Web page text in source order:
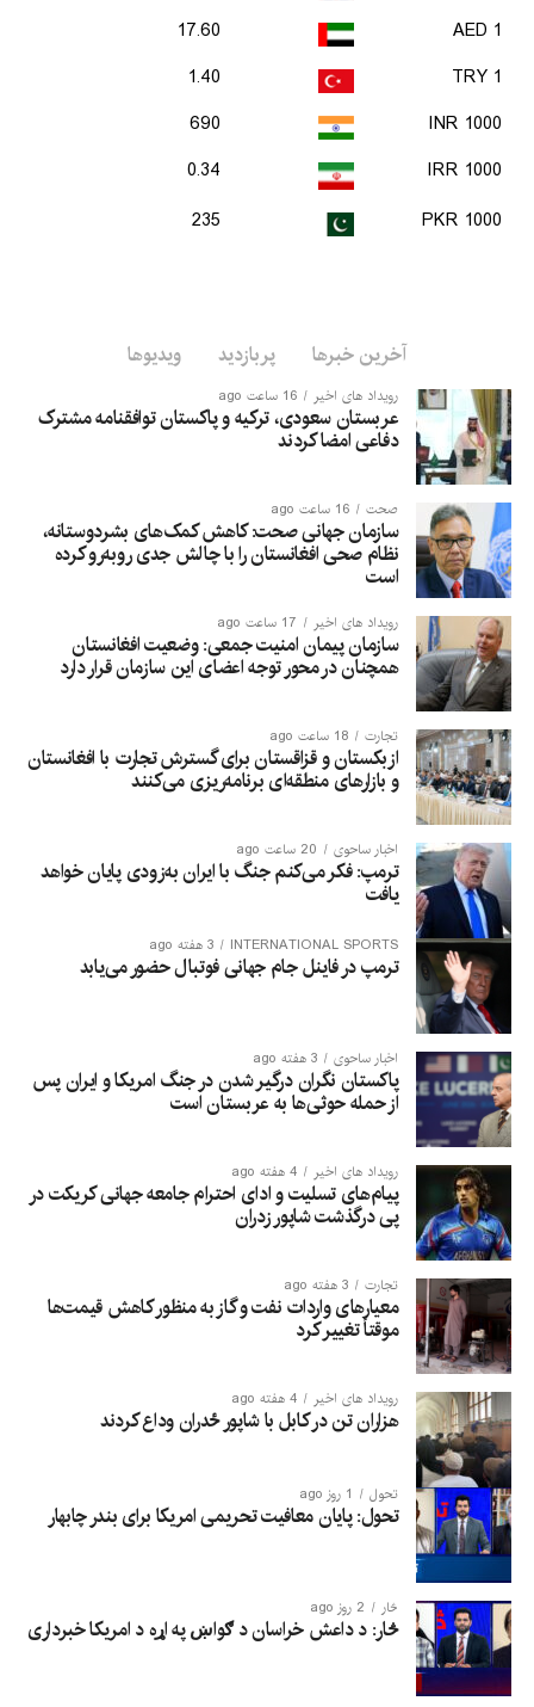
1 AED
17.60
1 TRY
1.40
1000 INR
690
1000 IRR
0.34
1000 PKR
235
آخرین خبرها پربازدید ویدیوها
رویداد های اخیر 16 ساعت ago
عربستان سعودی، ترکیه و پاکستان توافقنامه مشترک
دفاعی امضا کردند
صحت 16 ساعت ago
سازمان جهانی صحت: کاهش کمک‌های بشردوستانه،
نظام صحی افغانستان را با چالش جدی روبه‌رو کرده
است
رویداد های اخیر 17 ساعت ago
سازمان پیمان امنیت جمعی: وضعیت افغانستان
همچنان در محور توجه اعضای این سازمان قرار دارد
تجارت 18 ساعت ago
ازبکستان و قزاقستان برای گسترش تجارت با افغانستان
و بازارهای منطقه‌ای برنامه‌ریزی می‌کنند
اخبار ساحوی 20 ساعت ago
ترمپ: فکر می‌کنم جنگ با ایران به‌زودی پایان خواهد
یافت
INTERNATIONAL SPORTS 3 هفته ago
ترمپ در فاینل جام جهانی فوتبال حضور می‌یابد
اخبار ساحوی 3 هفته ago
پاکستان نگران درگیر شدن در جنگ امریکا و ایران پس
از حمله حوثی‌ها به عربستان است
رویداد های اخیر 4 هفته ago
پیام‌های تسلیت و ادای احترام جامعه جهانی کریکت در
پی درگذشت شاپور زدران
تجارت 3 هفته ago
معیارهای واردات نفت و گاز به منظور کاهش قیمت‌ها
موقتاً تغییر کرد
رویداد های اخیر 4 هفته ago
هزاران تن در کابل با شاپور ځدران وداع کردند
تحول 1 روز ago
تحول: پایان معافیت تحریمی امریکا برای بندر چابهار
څار 2 روز ago
څار: د داعش خراسان د ګواښ په اړه د امریکا خبرداری